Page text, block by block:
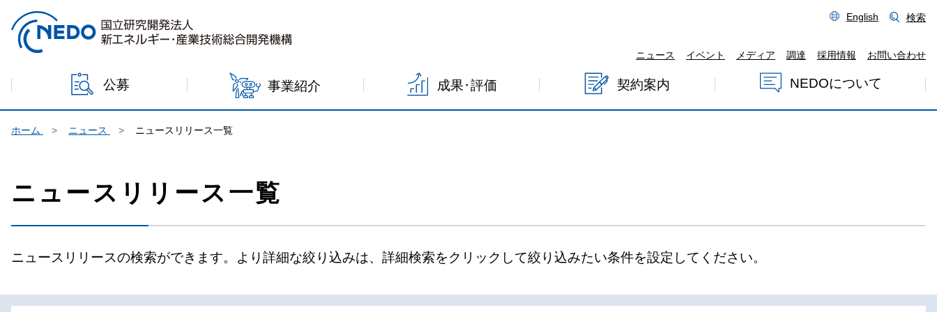
本文へジャンプ
English 検索
ニュース イベント メディア 調達 採用情報 お問い合わせ
公募 事業紹介 成果･評価 契約案内 NEDOについて
ホーム ニュース ニュースリリース一覧
ニュースリリース一覧
ニュースリリースの検索ができます。より詳細な絞り込みは、詳細検索をクリックして絞り込みたい条件を設定してください。